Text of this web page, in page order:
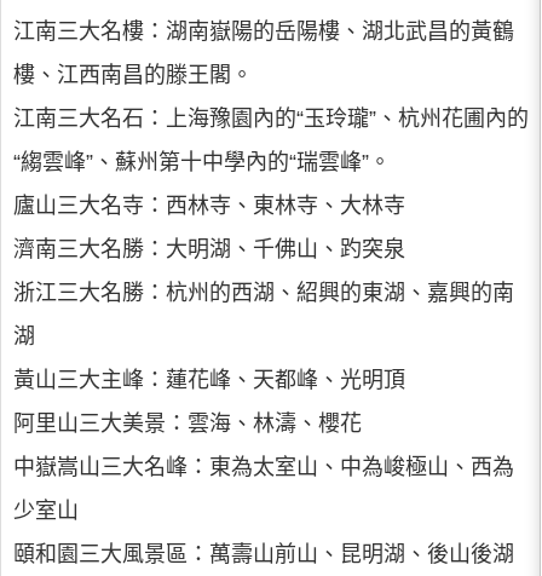
江南三大名樓：湖南嶽陽的岳陽樓、湖北武昌的黃鶴
樓、江西南昌的滕王閣。
江南三大名石：上海豫園內的“玉玲瓏”、杭州花圃內的
“縐雲峰”、蘇州第十中學內的“瑞雲峰”。
廬山三大名寺：西林寺、東林寺、大林寺
濟南三大名勝：大明湖、千佛山、趵突泉
浙江三大名勝：杭州的西湖、紹興的東湖、嘉興的南
湖
黃山三大主峰：蓮花峰、天都峰、光明頂
阿里山三大美景：雲海、林濤、櫻花
中嶽嵩山三大名峰：東為太室山、中為峻極山、西為
少室山
頤和園三大風景區：萬壽山前山、昆明湖、後山後湖